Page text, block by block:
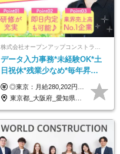
データ入力事務*未経験OK*土
日祝休*残業少なめ*毎年昇給
あり*面接1回*月収37万円可/o
◎東京：月給280,202円～402,430円 ◎大阪：月給269,824円～392,052円 ◎名古屋：月給285,967円～408,195円 ◎その他：月給265,212円～387,440円 ※試用期間3か月／待遇は研修期間中のみ変更あり （東京：23.9万円～、大阪：月給23.4万円～、名古屋：月給24.2万円～、その他：月給23.1万円～） ※固定残業代（配属後に支給）・一律手当を含む ※固定残業代は残業がない場合も支給し、超過分は別途支給する ※年齢、経験、能力を考慮し、支給額を決定します。
東京都_大阪府_愛知県_北海道_宮城県_新潟県_石川県_静岡県_広島県_福岡県_沖縄県